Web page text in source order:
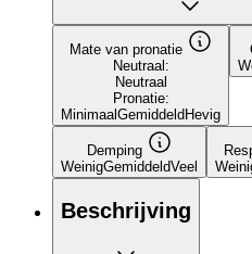
Mate van pronatie
Neutraal:
Neutraal
Pronatie:
Minimaal Gemiddeld Hevig
Demping
WeinigGemiddeldVeel
Beschrijving